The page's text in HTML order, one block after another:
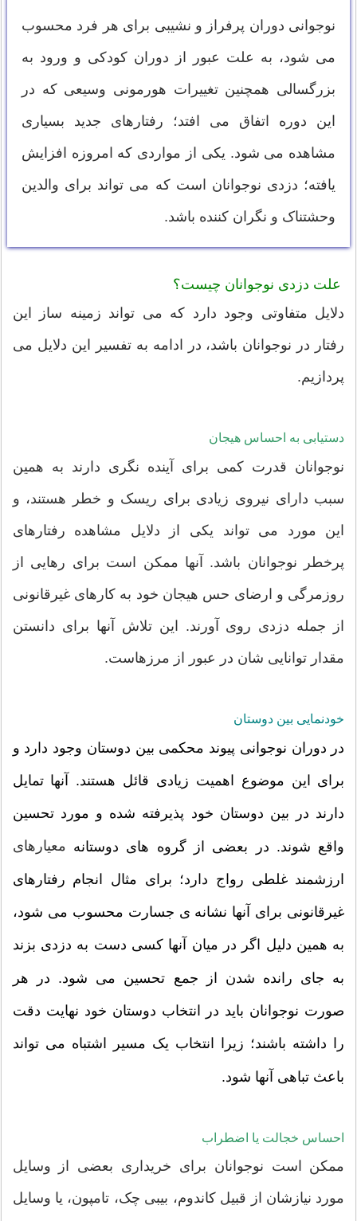
نوجوانی دوران پرفراز و نشیبی برای هر فرد محسوب
می شود، به علت عبور از دوران کودکی و ورود به
بزرگسالی همچنین تغییرات هورمونی وسیعی که در
این دوره اتفاق می افتد؛ رفتارهای جدید بسیاری
مشاهده می شود. یکی از مواردی که امروزه افزایش
یافته؛ دزدی نوجوانان است که می تواند برای والدین
وحشتناک و نگران کننده باشد.
علت دزدی نوجوانان چیست؟
دلایل متفاوتی وجود دارد که می تواند زمینه ساز این
رفتار در نوجوانان باشد، در ادامه به تفسیر این دلایل می
پردازیم.
دستیابی به احساس هیجان
نوجوانان قدرت کمی برای آینده نگری دارند به همین
سبب دارای نیروی زیادی برای ریسک و خطر هستند، و
این مورد می تواند یکی از دلایل مشاهده رفتارهای
پرخطر نوجوانان باشد. آنها ممکن است برای رهایی از
روزمرگی و ارضای حس هیجان خود به کارهای غیرقانونی
از جمله دزدی روی آورند. این تلاش آنها برای دانستن
مقدار توانایی شان در عبور از مرزهاست.
خودنمایی بین دوستان
در دوران نوجوانی پیوند محکمی بین دوستان وجود دارد و
برای این موضوع اهمیت زیادی قائل هستند. آنها تمایل
دارند در بین دوستان خود پذیرفته شده و مورد تحسین
واقع شوند. در بعضی از گروه های دوستانه معیارهای
ارزشمند غلطی رواج دارد؛ برای مثال انجام رفتارهای
غیرقانونی برای آنها نشانه ی جسارت محسوب می شود،
به همین دلیل اگر در میان آنها کسی دست به دزدی بزند
به جای رانده شدن از جمع تحسین می شود. در هر
صورت نوجوانان باید در انتخاب دوستان خود نهایت دقت
را داشته باشند؛ زیرا انتخاب یک مسیر اشتباه می تواند
باعث تباهی آنها شود.
احساس خجالت یا اضطراب
ممکن است نوجوانان برای خریداری بعضی از وسایل
مورد نیازشان از قبیل کاندوم، بیبی چک، تامپون، یا وسایل